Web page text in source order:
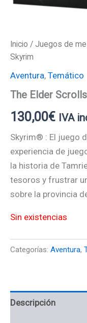
Inicio / Juegos de
Skyrim
Aventura, Temático
The Elder
130,00€ IVA
Skyrim® : El juego
experiencia de
la historia de
tesoros y frustrar
sobre la provincia
Sin existencias
Categorías: Aventura,
Descripción